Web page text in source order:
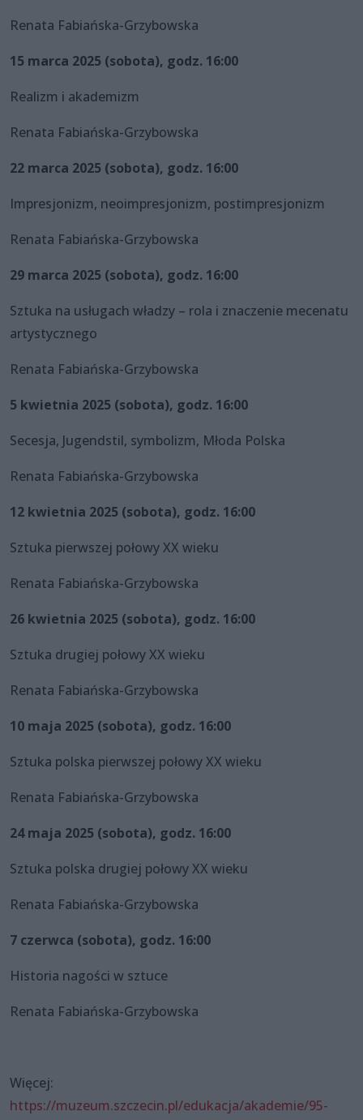
Renata Fabiańska-Grzybowska
15 marca 2025 (sobota), godz. 16:00
Realizm i akademizm
Renata Fabiańska-Grzybowska
22 marca 2025 (sobota), godz. 16:00
Impresjonizm, neoimpresjonizm, postimpresjonizm
Renata Fabiańska-Grzybowska
29 marca 2025 (sobota), godz. 16:00
Sztuka na usługach władzy – rola i znaczenie mecenatu
artystycznego
Renata Fabiańska-Grzybowska
5 kwietnia 2025 (sobota), godz. 16:00
Secesja, Jugendstil, symbolizm, Młoda Polska
Renata Fabiańska-Grzybowska
12 kwietnia 2025 (sobota), godz. 16:00
Sztuka pierwszej połowy XX wieku
Renata Fabiańska-Grzybowska
26 kwietnia 2025 (sobota), godz. 16:00
Sztuka drugiej połowy XX wieku
Renata Fabiańska-Grzybowska
10 maja 2025 (sobota), godz. 16:00
Sztuka polska pierwszej połowy XX wieku
Renata Fabiańska-Grzybowska
24 maja 2025 (sobota), godz. 16:00
Sztuka polska drugiej połowy XX wieku
Renata Fabiańska-Grzybowska
7 czerwca (sobota), godz. 16:00
Historia nagości w sztuce
Renata Fabiańska-Grzybowska
Więcej:
https://muzeum.szczecin.pl/edukacja/akademie/95-